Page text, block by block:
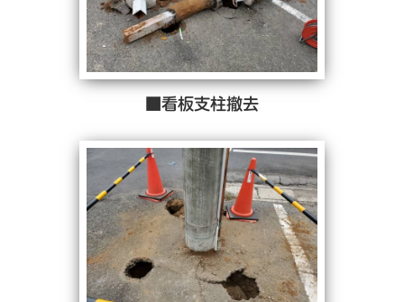
■看板支柱撤去